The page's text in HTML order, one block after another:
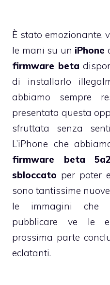
È stato emozionante,
le mani su un iPhone
firmware beta
di installarlo
abbiamo sempre
presentata questa
sfruttata senza
L’iPhone che
firmware beta
sbloccato per poter
sono tantissime
le immagini che
pubblicare ve le
prossima parte
eclatanti.